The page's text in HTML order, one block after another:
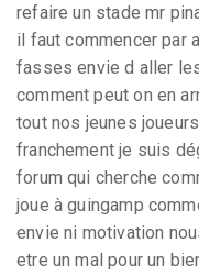
refaire un stade mr
il faut commencer par
fasses envie d aller
comment peut on en
tout nos jeunes
franchement je suis
forum qui cherche
joue à guingamp
envie ni motivation
etre un mal pour un